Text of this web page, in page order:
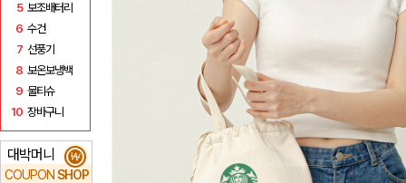
5 보조배터리
6 수건
7 선풍기
8 보온보냉백
9 물티슈
10 장바구니
대박머니
COUPON SHOP
₩